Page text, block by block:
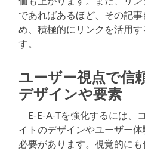
であればあるほど、その記
め、積極的にリンクを活用
す。
ユーザー視点で信
デザインや要素
E-E-A-Tを強化するには、
イトのデザインやユーザー
必要があります。視覚的に